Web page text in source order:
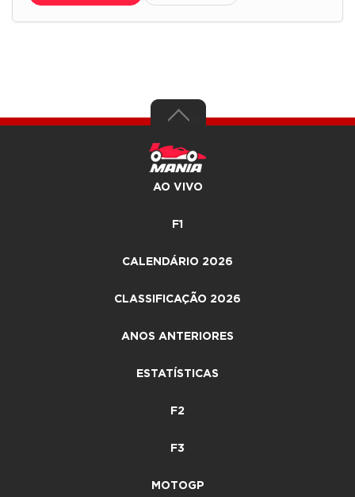
AO VIVO
F1
CALENDÁRIO 2026
CLASSIFICAÇÃO 2026
ANOS ANTERIORES
ESTATÍSTICAS
F2
F3
MOTOGP